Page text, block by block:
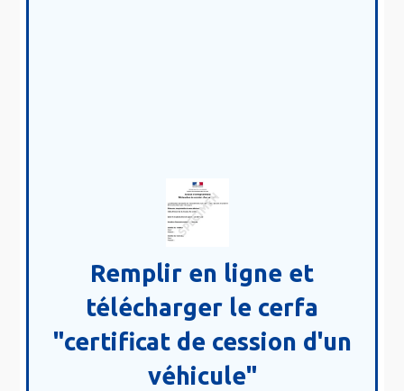
Remplir en ligne et
télécharger le cerfa
"certificat de cession d'un
véhicule"